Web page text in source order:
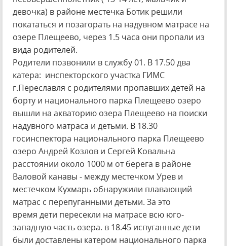
девочка) в районе местечка Ботик решили
покататься и позагорать на надувном матрасе на
озере Плещеево, через 1.5 часа они пропали из
вида родителей.
Родители позвонили в службу 01. В 17.50 два
катера: инспекторского участка ГИМС
г.Переславля с родителями пропавших детей на
борту и национального парка Плещеево озеро
вышли на акваторию озера Плещеево на поиски
надувного матраса и детьми. В 18.30
госинспектора национального парка Плещеево
озеро Андрей Козлов и Сергей Ковальна
расстоянии около 1000 м от берега в районе
Валовой канавы - между местечком Урев и
местечком Кухмарь обнаружили плавающий
матрас с перепуганными детьми. За это
время дети пересекли на матрасе всю юго-
западную часть озера. в 18.45 испуганные дети
были доставлены катером национального парка